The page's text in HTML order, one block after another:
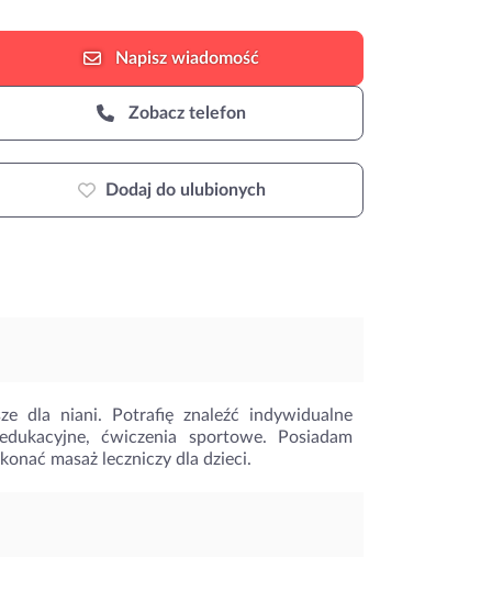
Napisz wiadomość
Zobacz telefon
Dodaj do ulubionych
dla niani. Potrafię znaleźć indywidualne
ćwiczenia sportowe. Posiadam
masaż leczniczy dla dzieci.